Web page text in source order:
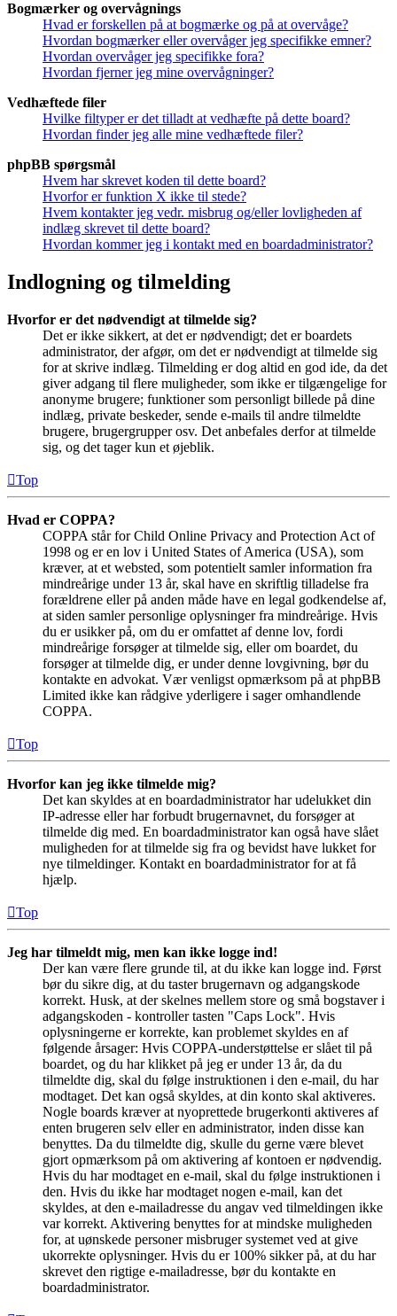
Bogmærker og overvågnings
Hvad er forskellen på at bogmærke og på at overvåge?
Hvordan bogmærker eller overvåger jeg specifikke emner?
Hvordan overvåger jeg specifikke fora?
Hvordan fjerner jeg mine overvågninger?
Vedhæftede filer
Hvilke filtyper er det tilladt at vedhæfte på dette board?
Hvordan finder jeg alle mine vedhæftede filer?
phpBB spørgsmål
Hvem har skrevet koden til dette board?
Hvorfor er funktion X ikke til stede?
Hvem kontakter jeg vedr. misbrug og/eller lovligheden af
indlæg skrevet til dette board?
Hvordan kommer jeg i kontakt med en boardadministrator?
Indlogning og tilmelding
Hvorfor er det nødvendigt at tilmelde sig?
Det er ikke sikkert, at det er nødvendigt; det er boardets
administrator, der afgør, om det er nødvendigt at tilmelde sig
for at skrive indlæg. Tilmelding er dog altid en god ide, da det
giver adgang til flere muligheder, som ikke er tilgængelige for
anonyme brugere; funktioner som personligt billede på dine
indlæg, private beskeder, sende e-mails til andre tilmeldte
brugere, brugergrupper osv. Det anbefales derfor at tilmelde
sig, og det tager kun et øjeblik.
Top
Hvad er COPPA?
COPPA står for Child Online Privacy and Protection Act of
1998 og er en lov i United States of America (USA), som
kræver, at et websted, som potentielt samler information fra
mindreårige under 13 år, skal have en skriftlig tilladelse fra
forældrene eller på anden måde have en legal godkendelse af,
at siden samler personlige oplysninger fra mindreårige. Hvis
du er usikker på, om du er omfattet af denne lov, fordi
mindreårige forsøger at tilmelde sig, eller om boardet, du
forsøger at tilmelde dig, er under denne lovgivning, bør du
kontakte en advokat. Vær venligst opmærksom på at phpBB
Limited ikke kan rådgive yderligere i sager omhandlende
COPPA.
Top
Hvorfor kan jeg ikke tilmelde mig?
Det kan skyldes at en boardadministrator har udelukket din
IP-adresse eller har forbudt brugernavnet, du forsøger at
tilmelde dig med. En boardadministrator kan også have slået
muligheden for at tilmelde sig fra og bevidst have lukket for
nye tilmeldinger. Kontakt en boardadministrator for at få
hjælp.
Top
Jeg har tilmeldt mig, men kan ikke logge ind!
Der kan være flere grunde til, at du ikke kan logge ind. Først
bør du sikre dig, at du taster brugernavn og adgangskode
korrekt. Husk, at der skelnes mellem store og små bogstaver i
adgangskoden - kontroller tasten "Caps Lock". Hvis
oplysningerne er korrekte, kan problemet skyldes en af
følgende årsager: Hvis COPPA-understøttelse er slået til på
boardet, og du har klikket på jeg er under 13 år, da du
tilmeldte dig, skal du følge instruktionen i den e-mail, du har
modtaget. Det kan også skyldes, at din konto skal aktiveres.
Nogle boards kræver at nyoprettede brugerkonti aktiveres af
enten brugeren selv eller en administrator, inden disse kan
benyttes. Da du tilmeldte dig, skulle du gerne være blevet
gjort opmærksom på om aktivering af kontoen er nødvendig.
Hvis du har modtaget en e-mail, skal du følge instruktionen i
den. Hvis du ikke har modtaget nogen e-mail, kan det
skyldes, at den e-mailadresse du angav ved tilmeldingen ikke
var korrekt. Aktivering benyttes for at mindske muligheden
for, at uønskede personer misbruger systemet ved at give
ukorrekte oplysninger. Hvis du er 100% sikker på, at du har
skrevet den rigtige e-mailadresse, bør du kontakte en
boardadministrator.